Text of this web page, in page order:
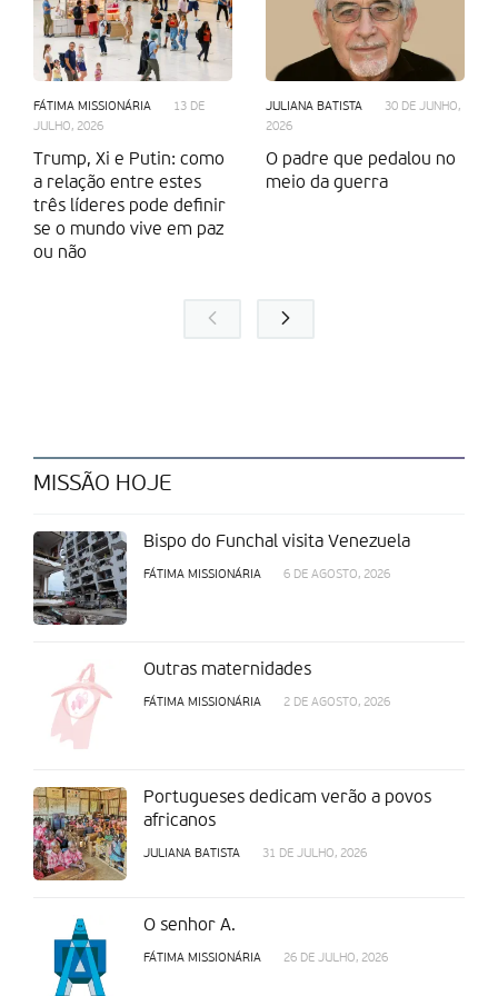
FÁTIMA MISSIONÁRIA
13 DE
JULHO, 2026
Trump, Xi e Putin: como
a relação entre estes
três líderes pode definir
se o mundo vive em paz
ou não
JULIANA BATISTA
30 DE JUNHO,
2026
O padre que pedalou no
meio da guerra
MISSÃO HOJE
Bispo do Funchal visita Venezuela
FÁTIMA MISSIONÁRIA 6 DE AGOSTO, 2026
Outras maternidades
FÁTIMA MISSIONÁRIA 2 DE AGOSTO, 2026
Portugueses dedicam verão a povos
africanos
JULIANA BATISTA 31 DE JULHO, 2026
O senhor A.
FÁTIMA MISSIONÁRIA 26 DE JULHO, 2026